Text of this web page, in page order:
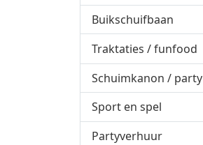
Buikschuifbaan
Traktaties / funfood
Schuimkanon / party
Sport en spel
Partyverhuur